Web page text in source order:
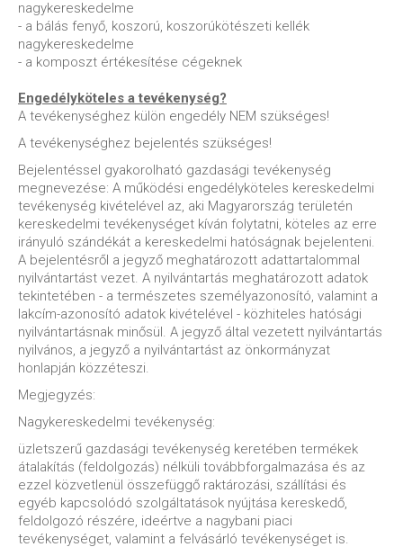
ENGEDÉLYKÖTELES
IRODÁK
nagykereskedelme
- a bálás fenyő, koszorú, koszorúkötészeti kellék
nagykereskedelme
- a komposzt értékesítése cégeknek
Engedélyköteles a tevékenység?
A tevékenységhez külön engedély NEM szükséges!
A tevékenységhez bejelentés szükséges!
Bejelentéssel gyakorolható gazdasági tevékenység
megnevezése: A működési engedélyköteles kereskedelmi
tevékenység kivételével az, aki Magyarország területén
kereskedelmi tevékenységet kíván folytatni, köteles az erre
irányuló szándékát a kereskedelmi hatóságnak bejelenteni.
A bejelentésről a jegyző meghatározott adattartalommal
nyilvántartást vezet. A nyilvántartás meghatározott adatok
tekintetében - a természetes személyazonosító, valamint a
lakcím-azonosító adatok kivételével - közhiteles hatósági
nyilvántartásnak minősül. A jegyző által vezetett nyilvántartás
nyilvános, a jegyző a nyilvántartást az önkormányzat
honlapján közzéteszi.
Megjegyzés:
Nagykereskedelmi tevékenység:
üzletszerű gazdasági tevékenység keretében termékek
átalakítás (feldolgozás) nélküli továbbforgalmazása és az
ezzel közvetlenül összefüggő raktározási, szállítási és
egyéb kapcsolódó szolgáltatások nyújtása kereskedő,
feldolgozó részére, ideértve a nagybani piaci
tevékenységet, valamint a felvásárló tevékenységet is.